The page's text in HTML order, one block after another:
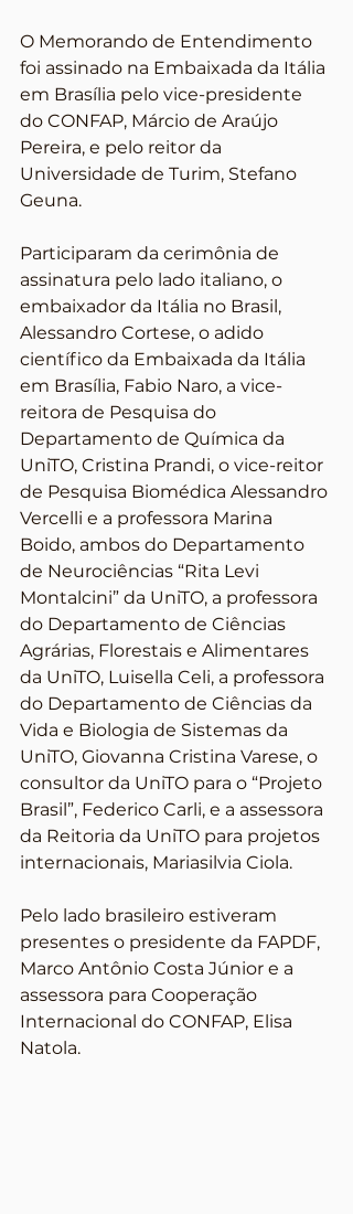
O Memorando de Entendimento
foi assinado na Embaixada da Itália
em Brasília pelo vice-presidente
do CONFAP, Márcio de Araújo
Pereira, e pelo reitor da
Universidade de Turim, Stefano
Geuna.
Participaram da cerimônia de
assinatura pelo lado italiano, o
embaixador da Itália no Brasil,
Alessandro Cortese, o adido
científico da Embaixada da Itália
em Brasília, Fabio Naro, a vice-
reitora de Pesquisa do
Departamento de Química da
UniTO, Cristina Prandi, o vice-reitor
de Pesquisa Biomédica Alessandro
Vercelli e a professora Marina
Boido, ambos do Departamento
de Neurociências “Rita Levi
Montalcini” da UniTO, a professora
do Departamento de Ciências
Agrárias, Florestais e Alimentares
da UniTO, Luisella Celi, a professora
do Departamento de Ciências da
Vida e Biologia de Sistemas da
UniTO, Giovanna Cristina Varese, o
consultor da UniTO para o “Projeto
Brasil”, Federico Carli, e a assessora
da Reitoria da UniTO para projetos
internacionais, Mariasilvia Ciola.
Pelo lado brasileiro estiveram
presentes o presidente da FAPDF,
Marco Antônio Costa Júnior e a
assessora para Cooperação
Internacional do CONFAP, Elisa
Natola.